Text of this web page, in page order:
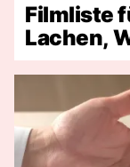
Filmliste
Lachen,